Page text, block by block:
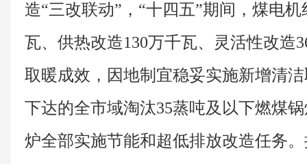
造“三改联动”，“十四五”期间，煤电
瓦、供热改造130万千瓦、灵活性改造
取暖成效，因地制宜稳妥实施新增清
下达的全市域淘汰35蒸吨及以下燃煤
炉全部实施节能和超低排放改造任务